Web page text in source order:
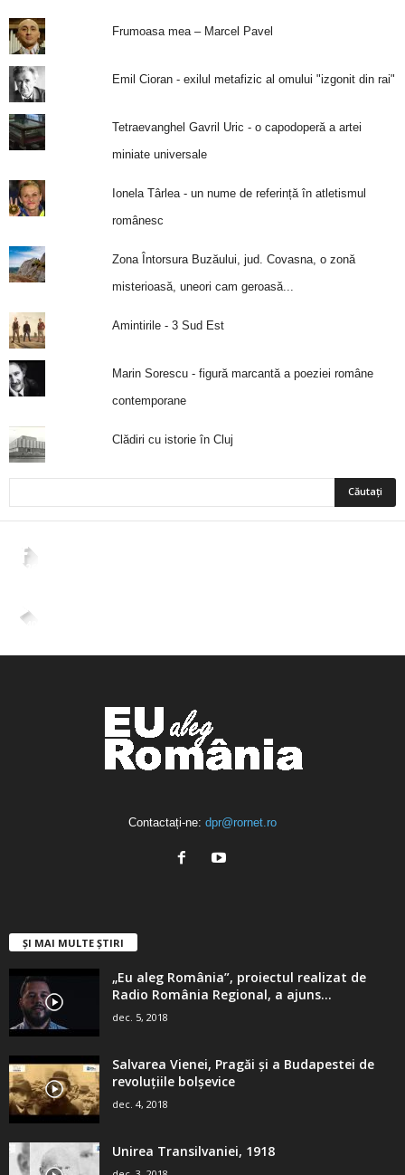
Frumoasa mea – Marcel Pavel
Emil Cioran - exilul metafizic al omului "izgonit din rai"
Tetraevanghel Gavril Uric - o capodoperă a artei
miniate universale
Ionela Târlea - un nume de referință în atletismul
românesc
Zona Întorsura Buzăului, jud. Covasna, o zonă
misterioasă, uneori cam geroasă...
Amintirile - 3 Sud Est
Marin Sorescu - figură marcantă a poeziei române
contemporane
Clădiri cu istorie în Cluj
2,265
4,400
Contactați-ne: dpr@rornet.ro
ȘI MAI MULTE ȘTIRI
„Eu aleg România”, proiectul realizat de
Radio România Regional, a ajuns...
dec. 5, 2018
Salvarea Vienei, Pragăi şi a Budapestei de
revoluţiile bolşevice
dec. 4, 2018
Unirea Transilvaniei, 1918